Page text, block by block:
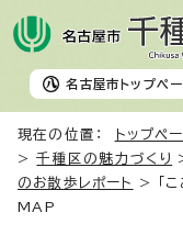
名古屋市 トップペ
現在の位置： トップペ
>千種区の魅力づくり
のお散歩レポート
> 「こ
MAP